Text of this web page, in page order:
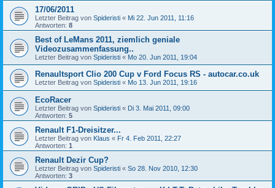
17/06/2011
Letzter Beitrag von Spideristi « Mi 22. Jun 2011, 11:16
Antworten: 8
Best of LeMans 2011, ziemlich geniale
Videozusammenfassung..
Letzter Beitrag von Spideristi « Mo 20. Jun 2011, 19:04
Renaultsport Clio 200 Cup v Ford Focus RS - autocar.co.uk
Letzter Beitrag von Spideristi « Mo 13. Jun 2011, 19:16
EcoRacer
Letzter Beitrag von Spideristi « Di 3. Mai 2011, 09:00
Antworten: 5
Renault F1-Dreisitzer...
Letzter Beitrag von Klaus « Fr 4. Feb 2011, 22:27
Antworten: 1
Renault Dezir Cup?
Letzter Beitrag von Spideristi « So 28. Nov 2010, 12:30
Antworten: 3